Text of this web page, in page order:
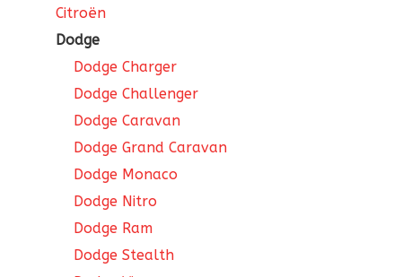
Citroën
Dodge
Dodge Charger
Dodge Challenger
Dodge Caravan
Dodge Grand Caravan
Dodge Monaco
Dodge Nitro
Dodge Ram
Dodge Stealth